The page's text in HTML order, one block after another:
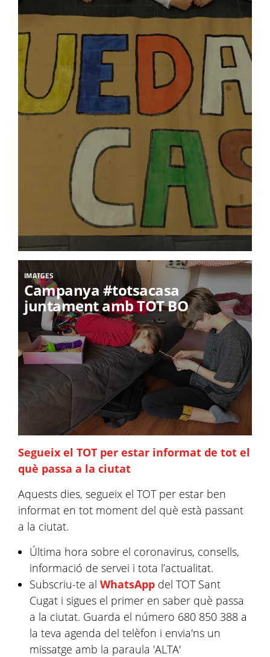
IMATGES
Campanya #totsacasa
juntament amb TOT BO
Segueix el TOT per estar informat de tot el
què passa a la ciutat
Aquests dies, segueix el TOT per estar ben
informat en tot moment del què està passant
a la ciutat.
Última hora sobre el coronavirus, consells,
informació de servei i tota l’actualitat.
Subscriu-te alWhatsApp del TOT Sant
Cugat i sigues el primer en saber què passa
a la ciutat. Guarda el número 680 850 388 a
la teva agenda del telèfon i envia'ns un
missatge amb la paraula 'ALTA'